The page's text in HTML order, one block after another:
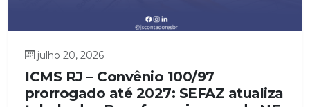
julho 20, 2026
ICMS RJ – Convênio 100/97
prorrogado até 2027: SEFAZ atualiza